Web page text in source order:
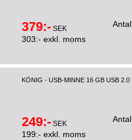
379:- SEK
303:- exkl. moms
Antal
KÖNIG - USB-MINNE 16 GB USB 2.0
249:- SEK
199:- exkl. moms
Antal